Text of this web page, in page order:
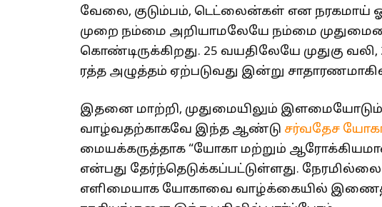
வேலை, குடும்பம், டெட்லைன்கள் என நரகமாய்
முறை நம்மை அறியாமலேயே நம்மை
கொண்டிருக்கிறது. 25 வயதிலேயே முதுகு
ரத்த அழுத்தம் ஏற்படுவது இன்று
இதனை மாற்றி, முதுமையிலும்
வாழ்வதற்காகவே இந்த ஆண்டு சர்வதேச
மையக்கருத்தாக “யோகா மற்றும் ஆரோக்கியமான
என்பது தேர்ந்தெடுக்கப்பட்டுள்ளது.
எளிமையாக யோகாவை வாழ்க்கையில்